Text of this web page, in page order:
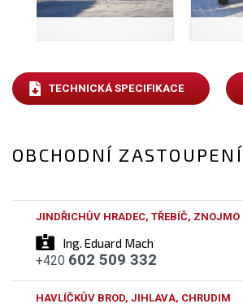
TECHNICKÁ SPECIFIKACE
OBCHODNÍ ZASTOUPENÍ
Ing. Eduard Mach
JINDŘICHŮV HRADEC, TŘEBÍČ, ZNOJMO
+420 602 509 332
HAVLÍČKŮV BROD, JIHLAVA, CHRUDIM